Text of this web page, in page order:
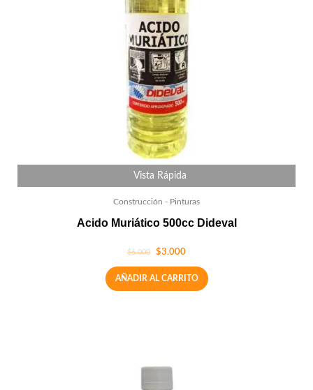
Vista Rápida
Construcción - Pinturas
Acido Muriático 500cc Dideval
$6.000 $3.000
AÑADIR AL CARRITO